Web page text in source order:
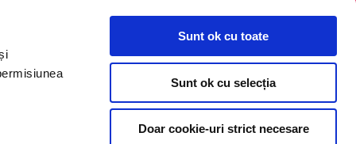
Sunt ok cu toate
Sunt ok cu selecția
Doar cookie-uri strict necesare